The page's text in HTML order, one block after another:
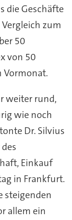
die Geschäfte
zum
50
von 50
Vormonat.
weiter rund,
wie noch
Dr. Silvius
Einkauf
in Frankfurt.
steigenden
allem ein